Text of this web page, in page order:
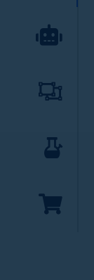



